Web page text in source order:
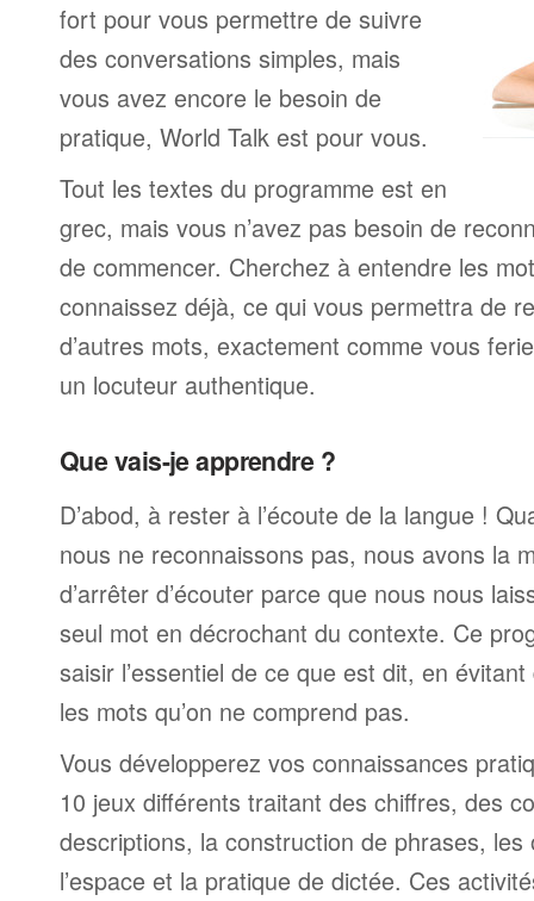
fort pour vous permettre de suivre
des conversations simples, mais
vous avez encore le besoin de
pratique, World Talk est pour vous.
Tout les textes du programme est en
grec, mais vous n’avez pas besoin de
de commencer. Cherchez à entendre les
connaissez déjà, ce qui vous permettra de
d’autres mots, exactement comme vous
un locuteur authentique.
Que vais-je apprendre ?
D’abod, à rester à l’écoute de la langue !
nous ne reconnaissons pas, nous avons la
d’arrêter d’écouter parce que nous nous
seul mot en décrochant du contexte. Ce
saisir l’essentiel de ce que est dit, en
les mots qu’on ne comprend pas.
Vous développerez vos connaissances
10 jeux différents traitant des chiffres, des
descriptions, la construction de phrases, les
l’espace et la pratique de dictée. Ces